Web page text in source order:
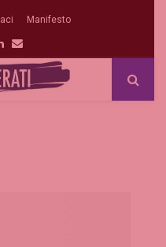
Manifesto
Linkedin
Email